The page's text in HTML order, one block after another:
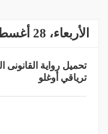
الأربعاء، 28 أغسطس 2019
تحميل رواية
ترياقي أوغلو